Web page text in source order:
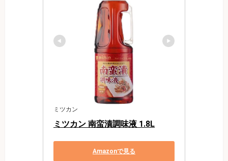
ミツカン
ミツカン 南蛮漬調味液 1.8L
Amazonで見る